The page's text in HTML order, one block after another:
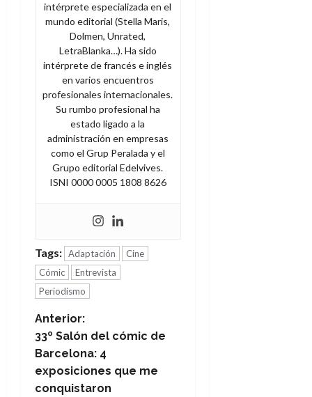
intérprete especializada en el
mundo editorial (Stella Maris,
Dolmen, Unrated,
LetraBlanka…). Ha sido
intérprete de francés e inglés
en varios encuentros
profesionales internacionales.
Su rumbo profesional ha
estado ligado a la
administración en empresas
como el Grup Peralada y el
Grupo editorial Edelvives.
ISNI 0000 0005 1808 8626
Tags: Adaptación
Cine
Cómic
Entrevista
Periodismo
N
a
v
Anterior:
33º Salón del cómic de
Barcelona: 4
exposiciones que me
conquistaron